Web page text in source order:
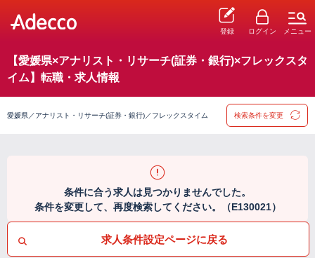
登録 ログイン メニュー
【愛媛県×アナリスト・リサーチ(証券・銀行)×フレックスタ
イム】転職・求人情報
愛媛県／アナリスト・リサーチ(証券・銀行)／フレックスタイム 検索条件を変更
条件に合う求人は見つかりませんでした。
条件を変更して、再度検索してください。（E130021）
求人条件設定ページに戻る